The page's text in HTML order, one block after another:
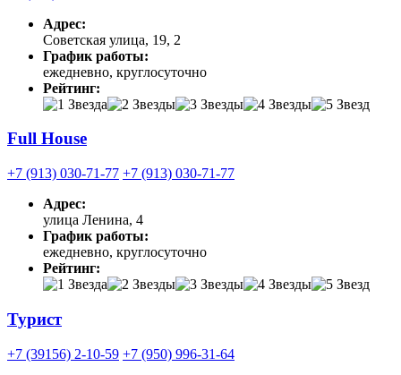
Адрес:
Советская улица, 19, 2
График работы:
ежедневно, круглосуточно
Рейтинг:
Full House
+7 (913) 030-71-77 +7 (913) 030-71-77
Адрес:
улица Ленина, 4
График работы:
ежедневно, круглосуточно
Рейтинг:
Турист
+7 (39156) 2-10-59 +7 (950) 996-31-64